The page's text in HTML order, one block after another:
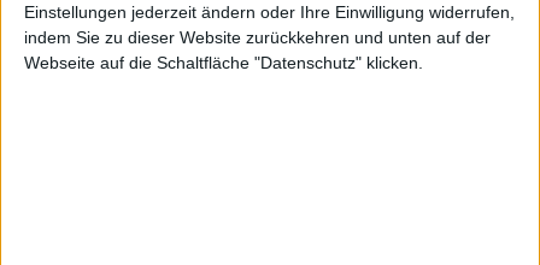
Einstellungen jederzeit ändern oder Ihre Einwilligung widerrufen,
indem Sie zu dieser Website zurückkehren und unten auf der
Webseite auf die Schaltfläche "Datenschutz" klicken.